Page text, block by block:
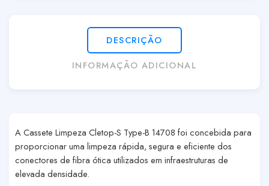
DESCRIÇÃO
INFORMAÇÃO ADICIONAL
A Cassete Limpeza Cletop-S Type-B 14708 foi concebida para
proporcionar uma limpeza rápida, segura e eficiente dos
conectores de fibra ótica utilizados em infraestruturas de
elevada densidade.